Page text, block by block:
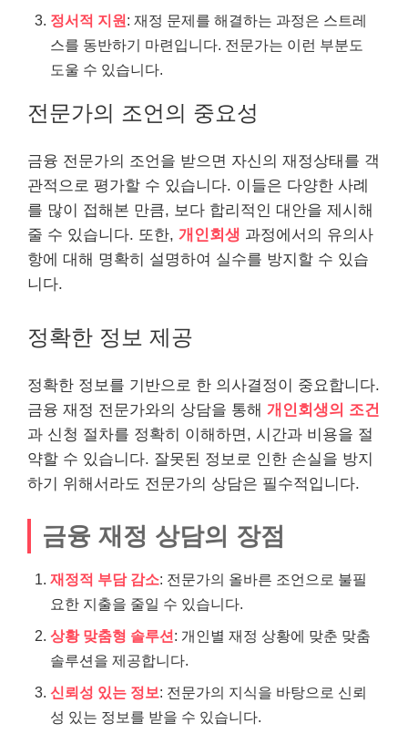
정서적 지원: 재정 문제를 해결하는 과정은 스트레
스를 동반하기 마련입니다. 전문가는 이런 부분도
도울 수 있습니다.
전문가의 조언의 중요성
금융 전문가의 조언을 받으면 자신의 재정상태를 객
관적으로 평가할 수 있습니다. 이들은 다양한 사례
를 많이 접해본 만큼, 보다 합리적인 대안을 제시해
줄 수 있습니다. 또한, 개인회생 과정에서의 유의사
항에 대해 명확히 설명하여 실수를 방지할 수 있습
니다.
정확한 정보 제공
정확한 정보를 기반으로 한 의사결정이 중요합니다.
금융 재정 전문가와의 상담을 통해 개인회생의 조건
과 신청 절차를 정확히 이해하면, 시간과 비용을 절
약할 수 있습니다. 잘못된 정보로 인한 손실을 방지
하기 위해서라도 전문가의 상담은 필수적입니다.
금융 재정 상담의 장점
재정적 부담 감소: 전문가의 올바른 조언으로 불필
요한 지출을 줄일 수 있습니다.
상황 맞춤형 솔루션: 개인별 재정 상황에 맞춘 맞춤
솔루션을 제공합니다.
신뢰성 있는 정보: 전문가의 지식을 바탕으로 신뢰
성 있는 정보를 받을 수 있습니다.